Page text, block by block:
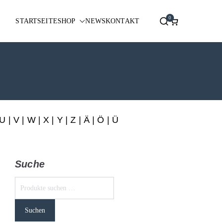
STARTSEITESHOP NEWSKONTAKT 0
U V W|X Y|Z Ä| Ö | Ü
Suche
Suchen